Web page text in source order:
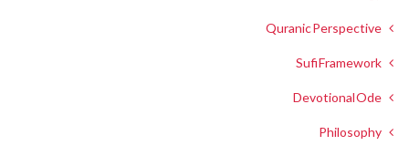
Quranic Perspective
Sufi Framework
Devotional Ode
Philosophy